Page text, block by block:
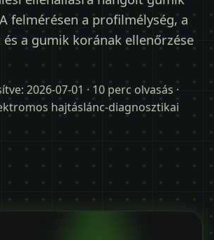
felmérésen a profilmélység, a
a gumik korának ellenőrzése
2026-07-01 · 10 perc olvasás ·
hajtáslánc-diagnosztikai